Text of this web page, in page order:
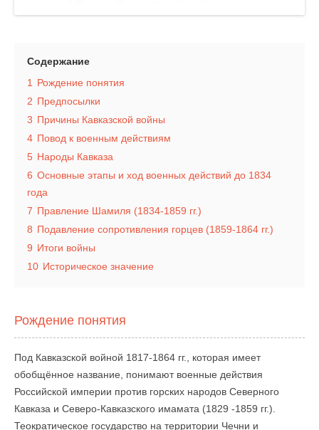
Содержание
1
Рождение понятия
2 Предпосылки
3 Причины Кавказской войны
4 Повод к военным действиям
5 Народы Кавказа
6 Основные этапы и ход военных действий до 1834
года
7 Правление Шамиля (1834-1859 гг.)
8 Подавление сопротивления горцев (1859-1864 гг.)
9 Итоги войны
10 Историческое значение
Рождение понятия
Под Кавказской войной 1817-1864 гг., которая имеет
обобщённое название, понимают военные действия
Российской империи против горских народов Северного
Кавказа и Северо-Кавказского имамата (1829 -1859 гг.).
Теократическое государство на территории Чечни и